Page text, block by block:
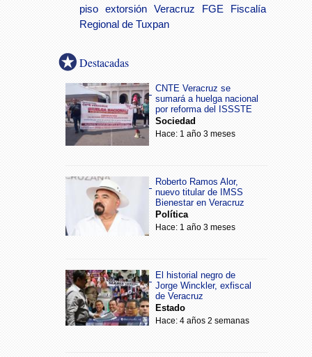
piso
extorsión Veracruz FGE
Fiscalía
Regional de Tuxpan
Destacadas
CNTE Veracruz se
sumará a huelga nacional
por reforma del ISSSTE
Sociedad
Hace: 1 año 3 meses
Roberto Ramos Alor,
nuevo titular de IMSS
Bienestar en Veracruz
Política
Hace: 1 año 3 meses
El historial negro de
Jorge Winckler, exfiscal
de Veracruz
Estado
Hace: 4 años 2 semanas